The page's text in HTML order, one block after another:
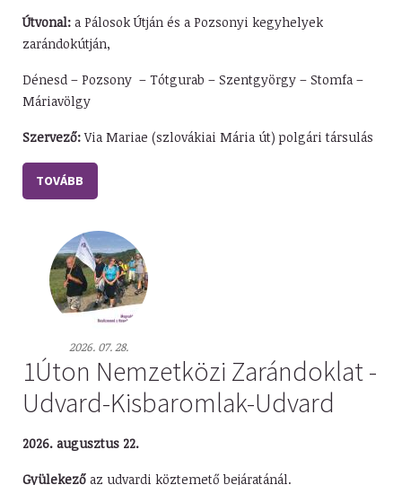
Útvonal: a Pálosok Útján és a Pozsonyi kegyhelyek
zarándokútján,
Dénesd – Pozsony – Tótgurab – Szentgyörgy – Stomfa –
Máriavölgy
Szervező:Via Mariae (szlovákiai Mária út) polgári társulás
TOVÁBB
2026. 07. 28.
1Úton Nemzetközi Zarándoklat -
Udvard-Kisbaromlak-Udvard
2026. augusztus 22.
Gyülekező az udvardi köztemető bejáratánál.